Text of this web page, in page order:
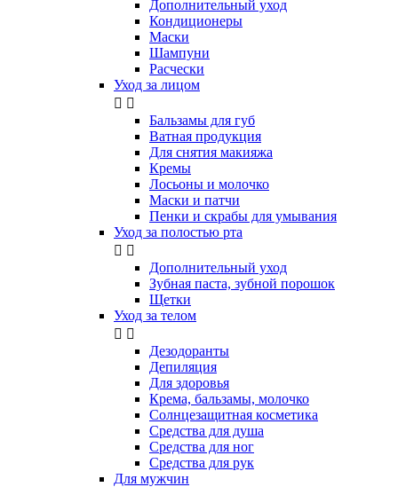
Дополнительный уход
Кондиционеры
Маски
Шампуни
Расчески
Уход за лицом
 
Бальзамы для губ
Ватная продукция
Для снятия макияжа
Кремы
Лосьоны и молочко
Маски и патчи
Пенки и скрабы для умывания
Уход за полостью рта
 
Дополнительный уход
Зубная паста, зубной порошок
Щетки
Уход за телом
 
Дезодоранты
Депиляция
Для здоровья
Крема, бальзамы, молочко
Солнцезащитная косметика
Средства для душа
Средства для ног
Средства для рук
Для мужчин